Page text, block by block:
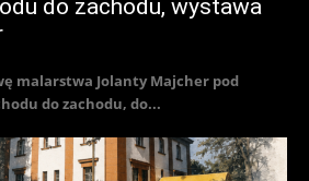
do zachodu, wystawa
malarstwa Jolanty Majcher pod
do zachodu, do...